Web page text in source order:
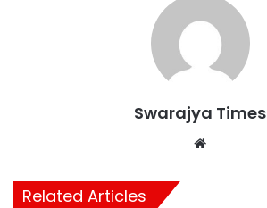
Swarajya Times
Related Articles